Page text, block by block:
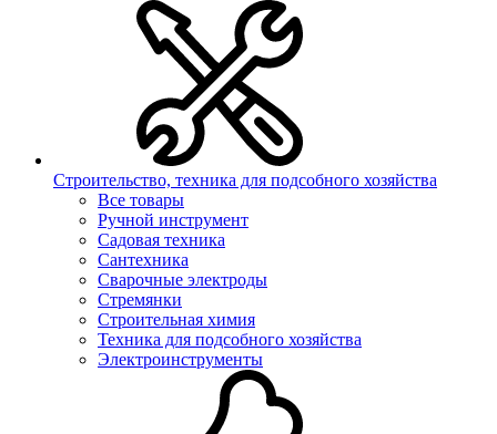
Строительство, техника для подсобного хозяйства
Все товары
Ручной инструмент
Садовая техника
Сантехника
Сварочные электроды
Стремянки
Строительная химия
Техника для подсобного хозяйства
Электроинструменты